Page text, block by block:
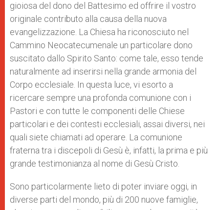
gioiosa del dono del Battesimo ed offrire il vostro
originale contributo alla causa della nuova
evangelizzazione. La Chiesa ha riconosciuto nel
Cammino Neocatecumenale un particolare dono
suscitato dallo Spirito Santo: come tale, esso tende
naturalmente ad inserirsi nella grande armonia del
Corpo ecclesiale. In questa luce, vi esorto a
ricercare sempre una profonda comunione con i
Pastori e con tutte le componenti delle Chiese
particolari e dei contesti ecclesiali, assai diversi, nei
quali siete chiamati ad operare. La comunione
fraterna tra i discepoli di Gesù è, infatti, la prima e più
grande testimonianza al nome di Gesù Cristo.
Sono particolarmente lieto di poter inviare oggi, in
diverse parti del mondo, più di 200 nuove famiglie,